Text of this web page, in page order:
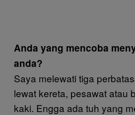
Anda yang mencoba
anda?
Saya melewati tiga
lewat kereta, pesawat atau
kaki. Engga ada tuh yang